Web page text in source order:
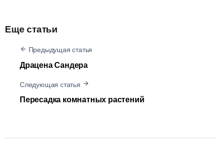
Еще статьи
Предыдущая статья
Драцена Сандера
Следующая статья
Пересадка комнатных растений